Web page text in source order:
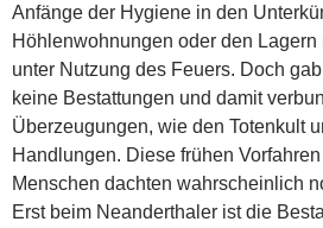
Anfänge der Hygiene in den
Höhlenwohnungen oder den Lagern
unter Nutzung des Feuers. Doch
keine Bestattungen und damit
Überzeugungen, wie den Totenkult
Handlungen. Diese frühen
Menschen dachten wahrscheinlich
Erst beim Neanderthaler ist die